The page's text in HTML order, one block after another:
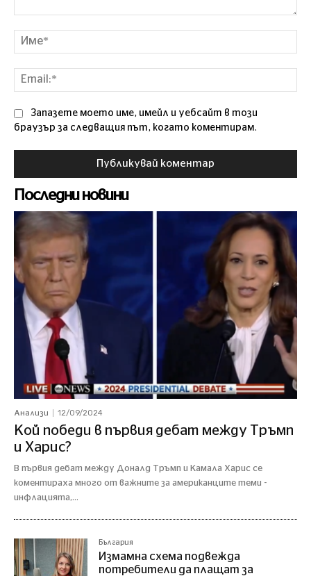
Запазете моето име, имейл и уебсайт в този
браузър за следващия път, когато коментирам.
Последни новини
Анализи 12/09/2024
Кой победи в първия дебат между Тръмп
и Харис?
В първия дебат между Доналд Тръмп и Камала Харис се
коментираха много от важните за американците теми -
инфлацията,...
България
Измамна схема подвежда
потребители да плащат за